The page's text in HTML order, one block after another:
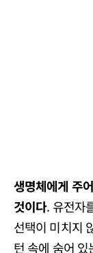
생명체에게 주
것이다. 유전자
선택이 미치지
턴 속에 숨어